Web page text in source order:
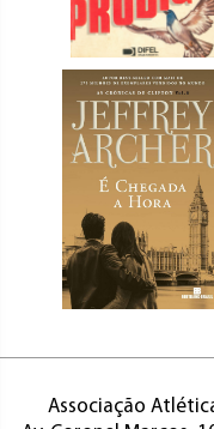
Associação